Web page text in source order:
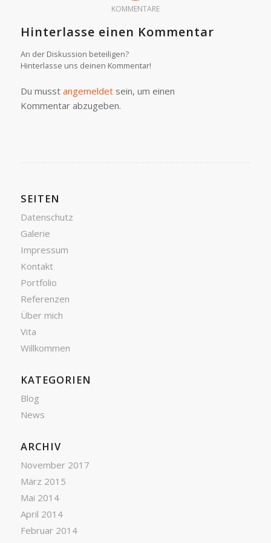
KOMMENTARE
Hinterlasse einen Kommentar
An der Diskussion beteiligen?
Hinterlasse uns deinen Kommentar!
Du musst angemeldetsein, um einen
Kommentar abzugeben.
SEITEN
Datenschutz
Galerie
Impressum
Kontakt
Portfolio
Referenzen
Über mich
Vita
Willkommen
KATEGORIEN
Blog
News
ARCHIV
November 2017
März 2015
Mai 2014
April 2014
Februar 2014